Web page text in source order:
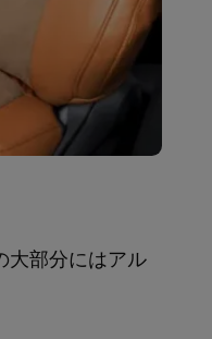
大部分にはアル